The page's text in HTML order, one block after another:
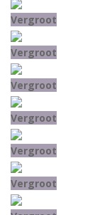
Vergroot
Vergroot
Vergroot
Vergroot
Vergroot
Vergroot